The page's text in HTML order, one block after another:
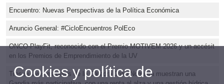
Encuentro: Nuevas Perspectivas de la Política Económica
Anuncio General: #CicloEncuentros PolEco
ONCO-PlayFit, reconocido con el Premio MOTIVEM 2026 y un accésit
en los Premios de Emprendimiento de la UV
Tres nuevos estudios de la Cátedra Joan Noguera muestran una
Cookies y política de